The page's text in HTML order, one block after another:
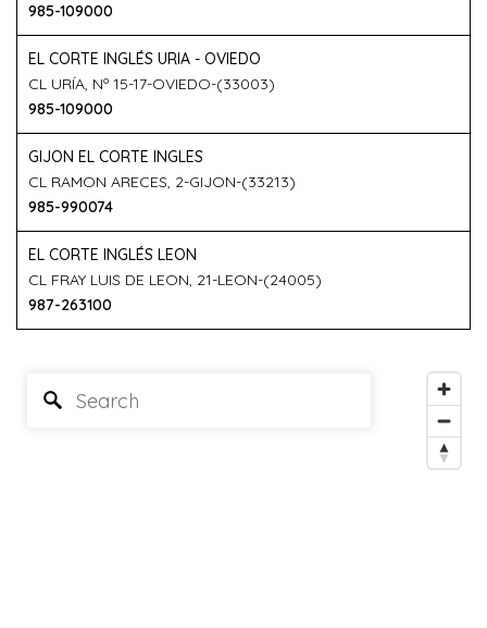
985-109000
EL CORTE INGLÉS URIA - OVIEDO
CL URÍA, Nº 15-17-OVIEDO-(33003)
985-109000
GIJON EL CORTE INGLES
CL RAMON ARECES, 2-GIJON-(33213)
985-990074
EL CORTE INGLÉS LEON
CL FRAY LUIS DE LEON, 21-LEON-(24005)
987-263100